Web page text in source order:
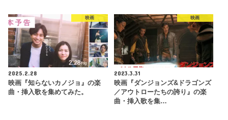
映画
2025.2.28
映画『知らないカノジョ』の楽
曲・挿入歌を集めてみた。
映画
2023.3.31
映画『ダンジョンズ&ドラゴンズ
／アウトローたちの誇り』の楽
曲・挿入歌を集…